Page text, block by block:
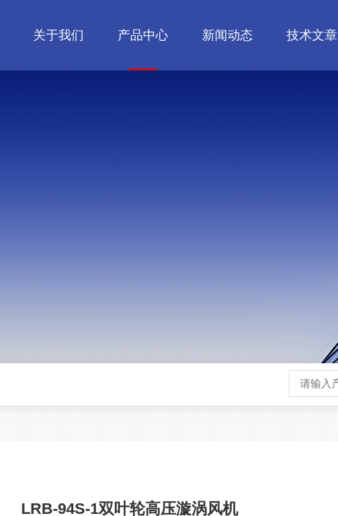
关于我们 产品中心 新闻动态 技术文章
LRB-94S-1双叶轮高压漩涡风机